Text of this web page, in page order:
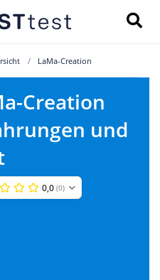
LaMa-Creation
Creation
und
0,0 (0)